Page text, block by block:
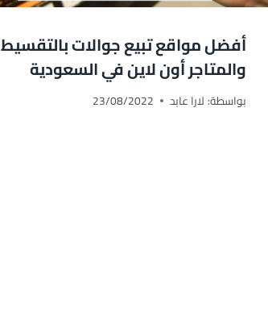
أفضل مواقع تبيع جوالات بالتقسيط
والمتاجر أون لاين في السعودية
بواسطة: لارا عابد 23/08/2022